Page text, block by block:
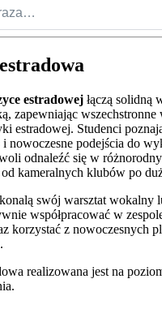
estradowej łączą solidną
zapewniając wszechstronne
estradowej. Studenci
nowoczesne podejścia do
odnaleźć się w
kameralnych klubów po
swój warsztat wokalny
współpracować w
korzystać z nowoczesnych
realizowana jest na